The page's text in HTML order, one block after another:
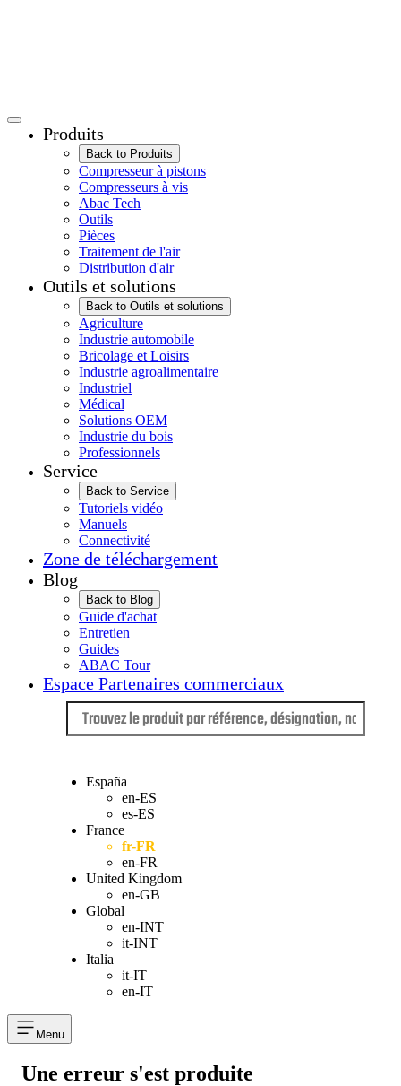
Produits
Back to Produits
Compresseur à pistons
Compresseurs à vis
Abac Tech
Outils
Pièces
Traitement de l'air
Distribution d'air
Outils et solutions
Back to Outils et solutions
Agriculture
Industrie automobile
Bricolage et Loisirs
Industrie agroalimentaire
Industriel
Médical
Solutions OEM
Industrie du bois
Professionnels
Service
Back to Service
Tutoriels vidéo
Manuels
Connectivité
Zone de téléchargement
Blog
Back to Blog
Guide d'achat
Entretien
Guides
ABAC Tour
Espace Partenaires commerciaux
España
en-ES
es-ES
France
fr-FR
en-FR
United Kingdom
en-GB
Global
en-INT
it-INT
Italia
it-IT
en-IT
Menu
Une erreur s'est produite